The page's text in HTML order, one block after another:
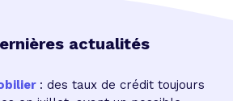
actualités
: des taux de crédit toujours